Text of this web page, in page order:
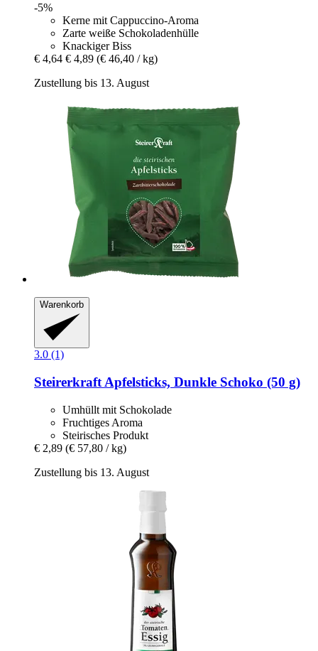
-5%
Kerne mit Cappuccino-Aroma
Zarte weiße Schokoladenhülle
Knackiger Biss
€ 4,64 € 4,89 (€ 46,40 / kg)
Zustellung bis 13. August
Warenkorb
3.0 (1)
Steirerkraft Apfelsticks, Dunkle Schoko (50 g)
Umhüllt mit Schokolade
Fruchtiges Aroma
Steirisches Produkt
€ 2,89 (€ 57,80 / kg)
Zustellung bis 13. August